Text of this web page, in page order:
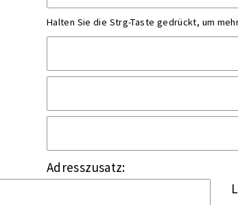
Halten Sie die Strg-Taste gedrückt, um
Adresszusatz: